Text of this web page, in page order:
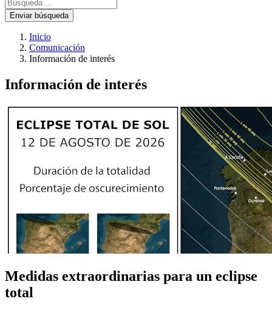
Enviar búsqueda
Inicio
Comunicación
Información de interés
Información de interés
Medidas extraordinarias para un eclipse
total